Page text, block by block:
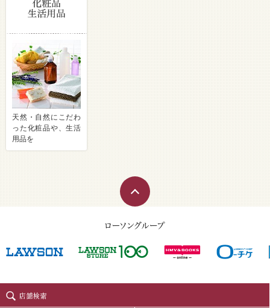
天然・自然にこだわ
った化粧品や、生活
用品を